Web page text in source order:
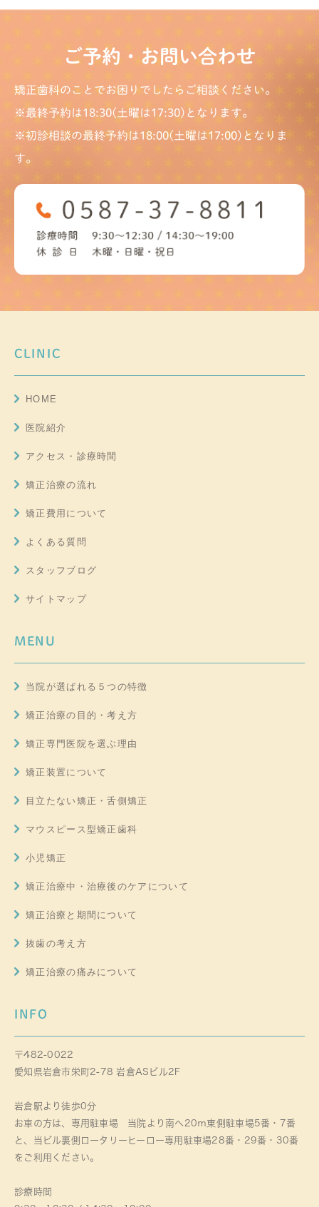
ご予約・お問い合わせ
矯正歯科のことでお困りでしたらご相談ください。
※最終予約は18:30(土曜は17:30)となります。
※初診相談の最終予約は18:00(土曜は17:00)となりま
す。
CLINIC
HOME
医院紹介
アクセス・診療時間
矯正治療の流れ
矯正費用について
よくある質問
スタッフブログ
サイトマップ
MENU
当院が選ばれる５つの特徴
矯正治療の目的・考え方
矯正専門医院を選ぶ理由
矯正装置について
目立たない矯正・舌側矯正
マウスピース型矯正歯科
小児矯正
矯正治療中・治療後のケアについて
矯正治療と期間について
抜歯の考え方
矯正治療の痛みについて
INFO
〒482-0022
愛知県岩倉市栄町2-78 岩倉ASビル2F
岩倉駅より徒歩0分
お車の方は、専用駐車場 当院より南へ20ｍ東側駐車場5番・7番
と、当ビル裏側ロータリーヒーロー専用駐車場28番・29番・30番
をご利用ください。
診療時間